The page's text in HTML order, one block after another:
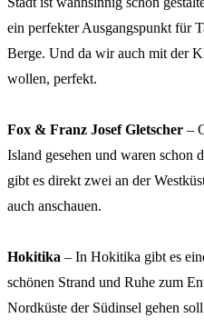
ein perfekter Ausgangspunkt für
Berge. Und da wir auch mit der
wollen, perfekt.
Fox & Franz Josef Gletscher –
Island gesehen und waren schon
gibt es direkt zwei an der
auch anschauen.
Hokitika – In Hokitika gibt es
schönen Strand und Ruhe zum
Nordküste der Südinsel gehen